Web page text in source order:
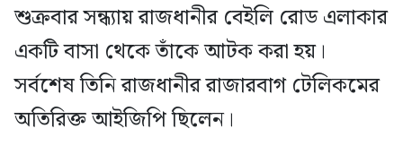
শুক্রবার সন্ধ্যায় রাজধানীর বেইলি রোড এলাকার
একটি বাসা থেকে তাঁকে আটক করা হয়।
সর্বশেষ তিনি রাজধানীর রাজারবাগ টেলিকমের
অতিরিক্ত আইজিপি ছিলেন।